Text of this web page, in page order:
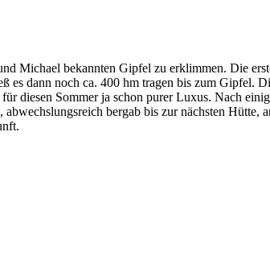
Michael bekannten Gipfel zu erklimmen. Die
dann noch ca. 400 hm tragen bis zum Gipfel.
diesen Sommer ja schon purer Luxus. Nach
bergab bis zur nächsten Hütte,